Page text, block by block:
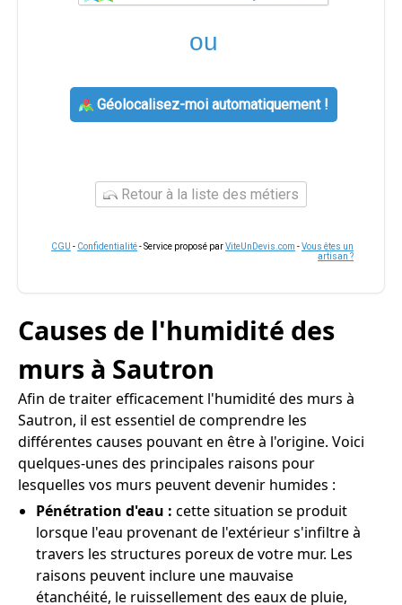
ou
Géolocalisez-moi automatiquement !
Retour à la liste des métiers
CGU - Confidentialité- Service proposé parViteUnDevis.com -Vous êtes un
artisan ?
Causes de l'humidité des
murs à Sautron
Afin de traiter efficacement l'humidité des murs à
Sautron, il est essentiel de comprendre les
différentes causes pouvant en être à l'origine. Voici
quelques-unes des principales raisons pour
lesquelles vos murs peuvent devenir humides :
Pénétration d'eau : cette situation se produit
lorsque l'eau provenant de l'extérieur s'infiltre à
travers les structures poreux de votre mur. Les
raisons peuvent inclure une mauvaise
étanchéité, le ruissellement des eaux de pluie,